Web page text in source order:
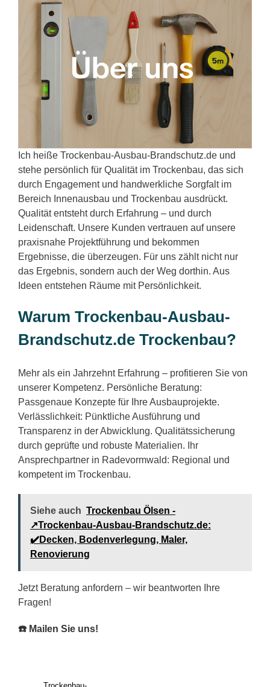
Ich heiße Trockenbau-Ausbau-Brandschutz.de und
stehe persönlich für Qualität im Trockenbau, das sich
durch Engagement und handwerkliche Sorgfalt im
Bereich Innenausbau und Trockenbau ausdrückt.
Qualität entsteht durch Erfahrung – und durch
Leidenschaft. Unsere Kunden vertrauen auf unsere
praxisnahe Projektführung und bekommen
Ergebnisse, die überzeugen. Für uns zählt nicht nur
das Ergebnis, sondern auch der Weg dorthin. Aus
Ideen entstehen Räume mit Persönlichkeit.
Warum Trockenbau-Ausbau-
Brandschutz.de Trockenbau?
Mehr als ein Jahrzehnt Erfahrung – profitieren Sie von
unserer Kompetenz. Persönliche Beratung:
Passgenaue Konzepte für Ihre Ausbauprojekte.
Verlässlichkeit: Pünktliche Ausführung und
Transparenz in der Abwicklung. Qualitätssicherung
durch geprüfte und robuste Materialien. Ihr
Ansprechpartner in Radevormwald: Regional und
kompetent im Trockenbau.
Siehe auch Trockenbau Ölsen -
↗️Trockenbau-Ausbau-Brandschutz.de:
✔️Decken, Bodenverlegung, Maler,
Renovierung
Jetzt Beratung anfordern – wir beantworten Ihre
Fragen!
☎️ Mailen Sie uns!